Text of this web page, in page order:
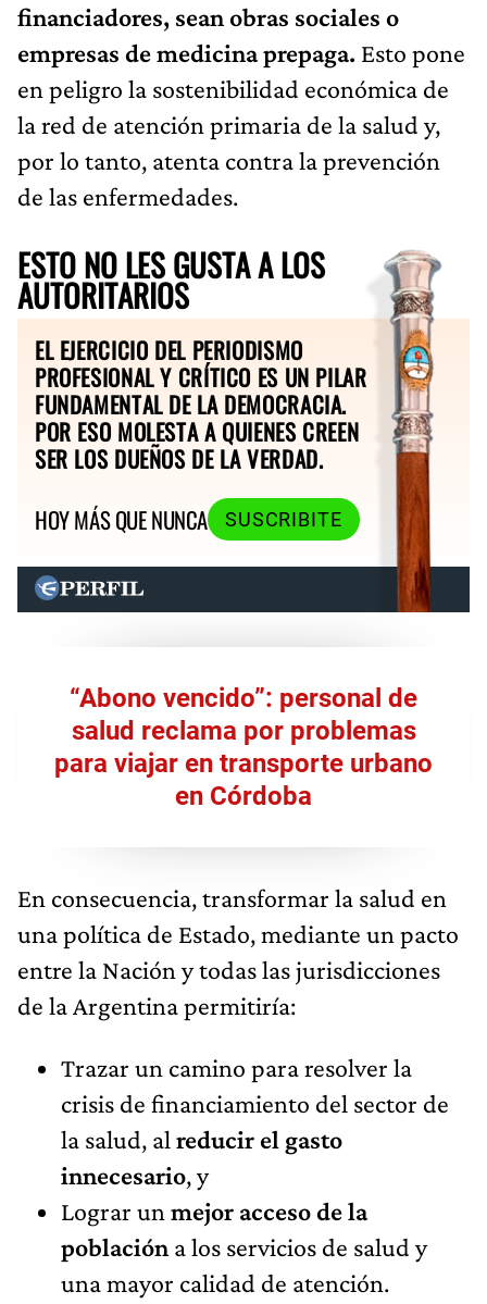
financiadores, sean obras sociales o
empresas de medicina prepaga. Esto pone
en peligro la sostenibilidad económica de
la red de atención primaria de la salud y,
por lo tanto, atenta contra la prevención
de las enfermedades.
ESTO NO LES GUSTA A LOS
AUTORITARIOS
EL EJERCICIO DEL PERIODISMO
PROFESIONAL Y CRÍTICO ES UN PILAR
FUNDAMENTAL DE LA DEMOCRACIA.
POR ESO MOLESTA A QUIENES CREEN
SER LOS DUEÑOS DE LA VERDAD.
HOY MÁS QUE NUNCA
SUSCRIBITE
“Abono vencido”: personal de
salud reclama por problemas
para viajar en transporte urbano
en Córdoba
En consecuencia, transformar la salud en
una política de Estado, mediante un pacto
entre la Nación y todas las jurisdicciones
de la Argentina permitiría:
Trazar un camino para resolver la
crisis de financiamiento del sector de
la salud, al reducir el gasto
innecesario, y
Lograr un mejor acceso de la
población a los servicios de salud y
una mayor calidad de atención.